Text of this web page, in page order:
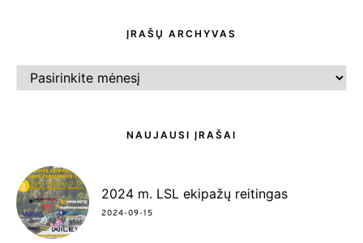
ĮRAŠŲ ARCHYVAS
ARCHYVAS
NAUJAUSI ĮRAŠAI
2024 m. LSL ekipažų reitingas
2024-09-15